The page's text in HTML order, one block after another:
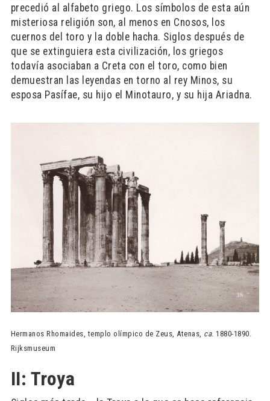
precedió al alfabeto griego. Los símbolos de esta aún
misteriosa religión son, al menos en Cnosos, los
cuernos del toro y la doble hacha. Siglos después de
que se extinguiera esta civilización, los griegos
todavía asociaban a Creta con el toro, como bien
demuestran las leyendas en torno al rey Minos, su
esposa Pasífae, su hijo el Minotauro, y su hija Ariadna.
Hermanos Rhomaides, templo olímpico de Zeus, Atenas, ca. 1880-1890.
Rijksmuseum
II: Troya